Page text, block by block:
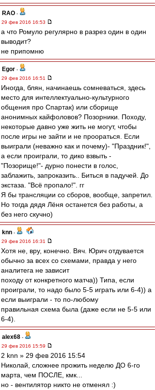
RAO -
29 фев 2016 16:53
а что Ромуло регулярно в разрез один в один
выводит?
не припомню
Egor -
29 фев 2016 16:51
Иногда, блян, начинаешь сомневаться, здесь
место для интеллектуально-культурного
общения про Спартак) или сборище
анонимных кайфоловов? Позорники. Походу,
некоторые давно уже жить не могут, чтобы
после игры не зайти и не проораться. Если
выиграли (неважно как и почему)- "Праздник!",
а если проиграли, то дико взвыть -
"Позорище!"- дурно понести в голос,
заблажить, запроказить.. Биться в падучей. До
экстаза. "Всё пропало!". гг
Я бы трансляции со сборов, вообще, запретил.
Но тогда дядя Лёня останется без работы, а
без него скучно)
knn -
29 фев 2016 16:31
Хотя не, вру, конечно. Вяч. Юрич отдувается
обычно за всех со схемами, правда у него
аналитега не зависит
походу от конкретного матча)) Типа, если
проиграли, то надо было 5-5 играть или 6-4)) а
если выиграли - то по-любому
правильная схема была (даже если не 5-5 или
6-4).
alex68 -
29 фев 2016 15:59
2 knn » 29 фев 2016 15:54
Николай, сложнее прожить неделю ДО 6-го
марта, чем ПОСЛЕ, кмк...
но - вентилятор никто не отменял :)